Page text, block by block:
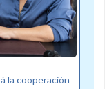
la cooperación